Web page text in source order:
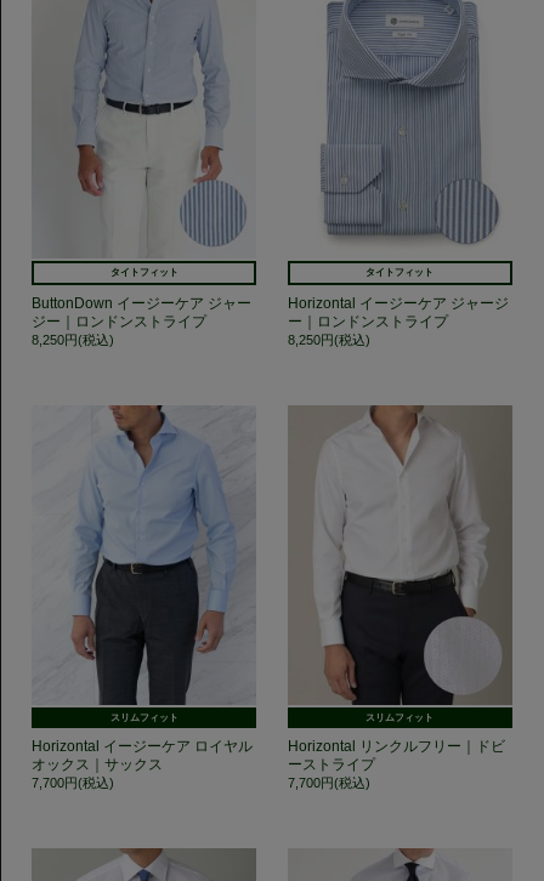
タイトフィット
ButtonDown イージーケア ジャー
ジー｜ロンドンストライプ
8,250円(税込)
タイトフィット
Horizontal イージーケア ジャージ
ー｜ロンドンストライプ
8,250円(税込)
スリムフィット
Horizontal イージーケア ロイヤル
オックス｜サックス
7,700円(税込)
スリムフィット
Horizontal リンクルフリー｜ドビ
ーストライプ
7,700円(税込)